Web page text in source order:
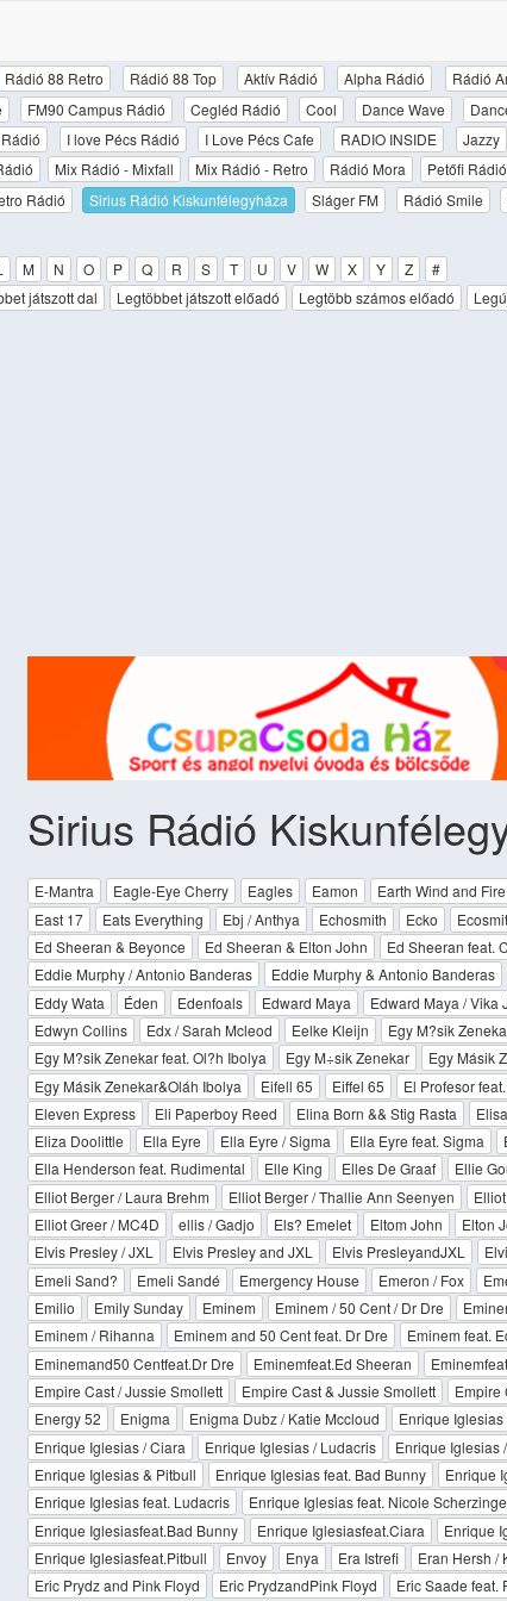
Rádió 88 Retro Rádió 88 Top Aktív Rádió Alpha Rádió Rádió
FM90 Campus Rádió Cegléd Rádió Cool Dance Wave
I love Pécs Rádió I Love Pécs Cafe RADIO INSIDE Jazzy
Mix Rádió - Mixfall Mix Rádió - Retro Rádió Mora Petőfi Rádió
Rádió Sirius Rádió Kiskunfélegyháza Sláger FM Rádió Smile
M N O P Q R S T U V W X Y Z
#
játszott dal Legtöbbet játszott előadó Legtöbb számos előadó
Sirius Rádió
E-Mantra Eagle-Eye Cherry Eagles Eamon Earth Wind and Fire
East 17
Eats Everything Ebj / Anthya Echosmith Ecko
Ed Sheeran & Beyonce
Ed Sheeran & Elton John Ed Sheeran feat.
Eddie Murphy / Antonio Banderas
Eddie Murphy & Antonio Banderas
Eddy Wata
Éden Edenfoals Edward Maya Edward Maya / Vika
Edwyn Collins
Edx / Sarah Mcleod Eelke Kleijn Egy M?sik
Egy M?sik Zenekar feat. Ol?h Ibolya
Egy M÷sik Zenekar Egy Másik
Egy Másik Zenekar&Oláh Ibolya
Eifell 65 Eiffel 65 El Profesor
Eleven Express
Eli Paperboy Reed Elina Born && Stig Rasta
Eliza Doolittle
Ella Eyre Ella Eyre / Sigma Ella Eyre feat. Sigma
Ella Henderson feat. Rudimental
Elle King Elles De Graaf Ellie
Elliot Berger / Laura Brehm
Elliot Berger / Thallie Ann Seenyen
Elliot Greer / MC4D
ellis / Gadjo Els? Emelet Eltom John Elton
Elvis Presley / JXL
Elvis Presley and JXL Elvis PresleyandJXL
Emeli Sand?
Emeli Sandé Emergency House Emeron / Fox
Emilio
Emily Sunday Eminem Eminem / 50 Cent / Dr Dre
Eminem / Rihanna
Eminem and 50 Cent feat. Dr Dre Eminem feat.
Eminemand50 Centfeat.Dr Dre
Eminemfeat.Ed Sheeran
Empire Cast / Jussie Smollett
Empire Cast & Jussie Smollett Empire
Energy 52
Enigma Enigma Dubz / Katie Mccloud Enrique Iglesias
Enrique Iglesias / Ciara
Enrique Iglesias / Ludacris Enrique Iglesias
Enrique Iglesias & Pitbull
Enrique Iglesias feat. Bad Bunny Enrique
Enrique Iglesias feat. Ludacris
Enrique Iglesias feat. Nicole
Enrique Iglesiasfeat.Bad Bunny
Enrique Iglesiasfeat.Ciara Enrique
Enrique Iglesiasfeat.Pitbull
Envoy Enya Era Istrefi Eran Hersh /
Eric Prydz and Pink Floyd
Eric PrydzandPink Floyd Eric Saade feat.